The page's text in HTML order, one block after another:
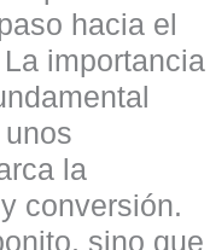
hacia el
importancia
la
conversión.
sino que